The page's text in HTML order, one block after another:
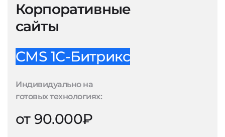
Корпоративные
сайты
CMS 1С-Битрикс
Индивидуально на
готовых технологиях:
от 90.000₽